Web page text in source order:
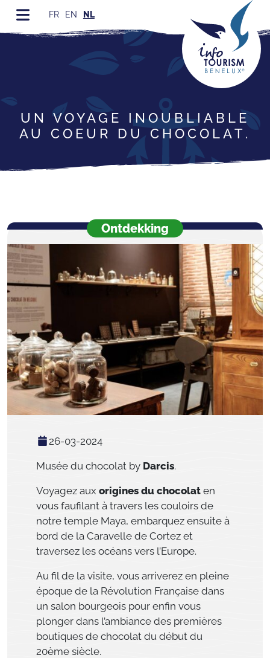
FR EN NL
UN VOYAGE INOUBLIABLE
AU COEUR DU CHOCOLAT.
Ontdekking
26-03-2024
Musée du chocolat by Darcis.
Voyagez aux origines du chocolat en
vous faufilant à travers les couloirs de
notre temple Maya, embarquez ensuite à
bord de la Caravelle de Cortez et
traversez les océans vers l’Europe.
Au fil de la visite, vous arriverez en pleine
époque de la Révolution Française dans
un salon bourgeois pour enfin vous
plonger dans l’ambiance des premières
boutiques de chocolat du début du
20ème siècle.